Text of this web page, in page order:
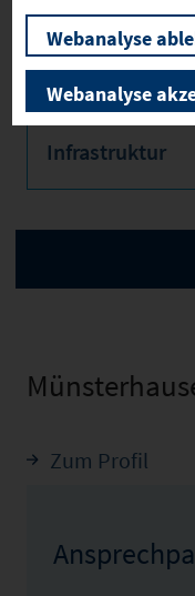
Verkehr
Infrastruktur
Zum Profil
Webanalyse
Webanalyse